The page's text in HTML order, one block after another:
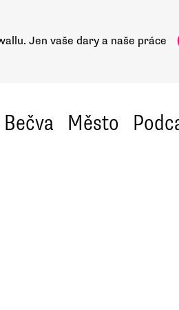
Jen vaše dary a naše práce
Bečva Město